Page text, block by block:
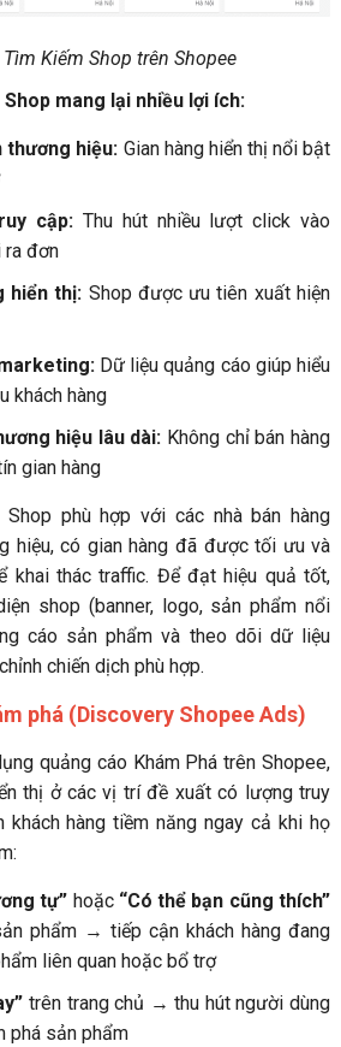
Tìm Kiếm Shop trên Shopee
mang lại nhiều lợi ích:
thương hiệu: Gian hàng hiển thị nổi bật
cập: Thu hút nhiều lượt click vào
đơn
hiển thị: Shop được ưu tiên xuất hiện
Dữ liệu quảng cáo giúp hiểu
khách hàng
hiệu lâu dài: Không chỉ bán hàng
gian hàng
Shop phù hợp với các nhà bán hàng
hiệu, có gian hàng đã được tối ưu và
khai thác traffic. Để đạt hiệu quả tốt,
shop (banner, logo, sản phẩm nổi
cáo sản phẩm và theo dõi dữ liệu
chiến dịch phù hợp.
phá (Discovery Shopee Ads)
quảng cáo Khám Phá trên Shopee,
thị ở các vị trí đề xuất có lượng truy
khách hàng tiềm năng ngay cả khi họ
tự” hoặc “Có thể bạn cũng thích”
phẩm → tiếp cận khách hàng đang
liên quan hoặc bổ trợ
trên trang chủ → thu hút người dùng
phá sản phẩm